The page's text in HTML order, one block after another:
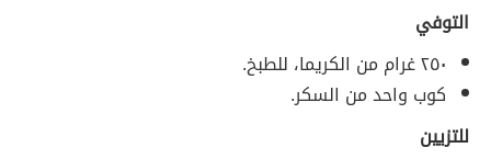
التوفي
٢٥٠ غرام من الكريما، للطبخ.
كوب واحد من السكر.
للتزيين